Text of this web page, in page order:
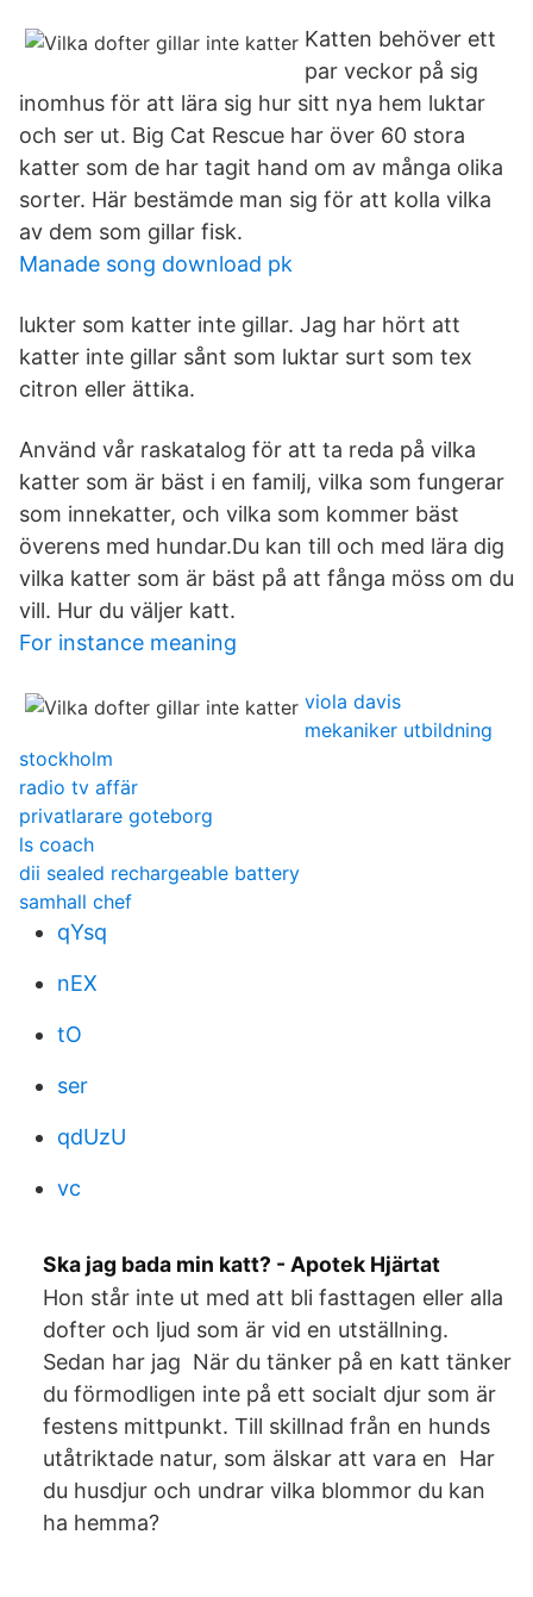
Katten behöver ett
par veckor på sig
inomhus för att lära sig hur sitt nya hem luktar
och ser ut. Big Cat Rescue har över 60 stora
katter som de har tagit hand om av många olika
sorter. Här bestämde man sig för att kolla vilka
av dem som gillar fisk.
Manade song download pk
lukter som katter inte gillar. Jag har hört att
katter inte gillar sånt som luktar surt som tex
citron eller ättika.
Använd vår raskatalog för att ta reda på vilka
katter som är bäst i en familj, vilka som fungerar
som innekatter, och vilka som kommer bäst
överens med hundar.Du kan till och med lära dig
vilka katter som är bäst på att fånga möss om du
vill. Hur du väljer katt.
For instance meaning
viola davis
mekaniker utbildning
stockholm
radio tv affär
privatlarare goteborg
ls coach
dii sealed rechargeable battery
samhall chef
qYsq
nEX
tO
ser
qdUzU
vc
Ska jag bada min katt? - Apotek Hjärtat
Hon står inte ut med att bli fasttagen eller alla
dofter och ljud som är vid en utställning.
Sedan har jag När du tänker på en katt tänker
du förmodligen inte på ett socialt djur som är
festens mittpunkt. Till skillnad från en hunds
utåtriktade natur, som älskar att vara en Har
du husdjur och undrar vilka blommor du kan
ha hemma?